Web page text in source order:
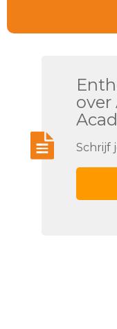
over
Schrijf